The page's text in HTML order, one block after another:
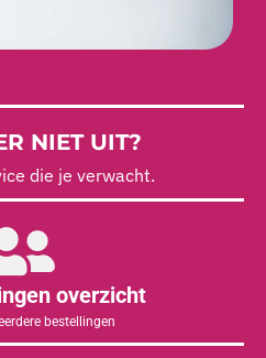
NIET UIT?
die je verwacht.
overzicht
bestellingen